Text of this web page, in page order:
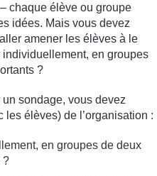
chaque élève ou groupe
idées. Mais vous devez
amener les élèves à le
individuellement, en groupes
?
sondage, vous devez
élèves) de l’organisation :
en groupes de deux
?